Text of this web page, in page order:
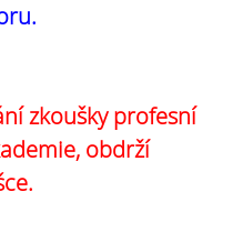
zkoušky profesní
obdrží